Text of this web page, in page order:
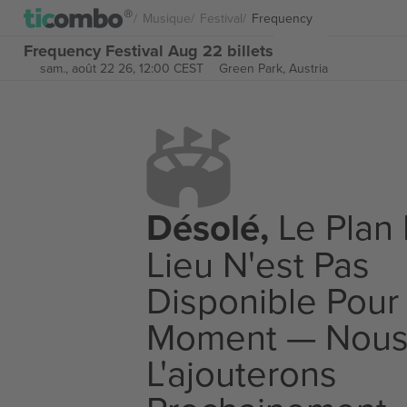
Musique Festival Frequency
Frequency Festival Aug 22 billets
sam., août 22 26, 12:00 CEST Green Park, Austria
Désolé, Le Plan
Lieu N'est Pas
Disponible Pour
Moment — Nous
L'ajouterons